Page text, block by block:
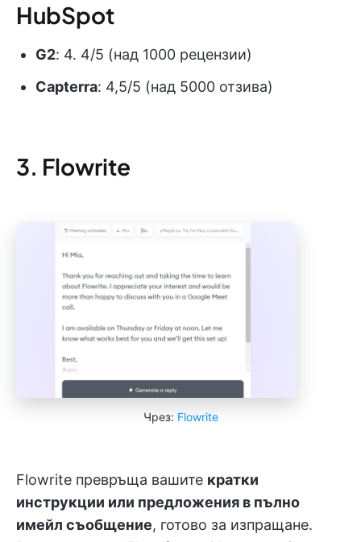
HubSpot
G2: 4. 4/5 (над 1000 рецензии)
Capterra: 4,5/5 (над 5000 отзива)
3. Flowrite
Чрез: Flowrite
Flowrite превръща вашите кратки
инструкции или предложения в пълно
имейл съобщение, готово за изпращане.